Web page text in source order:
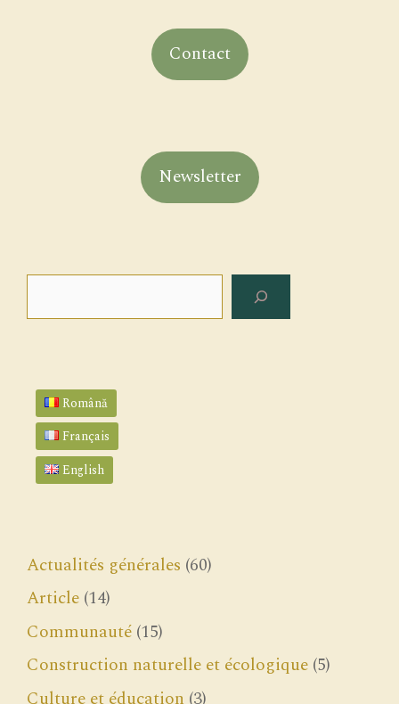
Contact
Newsletter
Română
Français
English
Actualités générales (60)
Article (14)
Communauté (15)
Construction naturelle et écologique (5)
Culture et éducation (3)